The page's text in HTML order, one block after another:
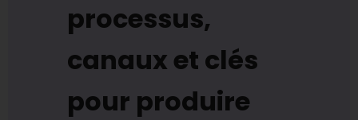
processus,
canaux et clés
pour produire